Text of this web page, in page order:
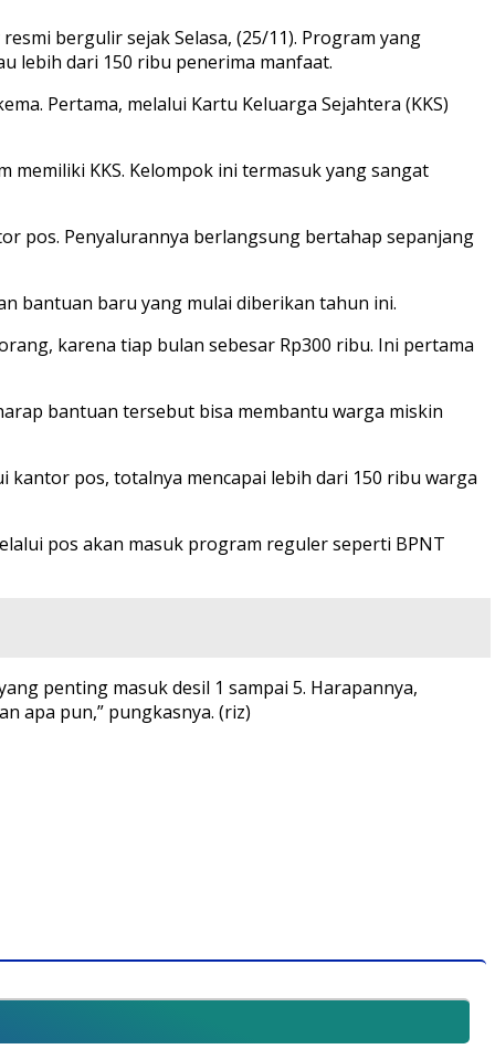
bergulir sejak Selasa, (25/11). Program yang
lebih dari 150 ribu penerima manfaat.
Pertama, melalui Kartu Keluarga Sejahtera (KKS)
KKS. Kelompok ini termasuk yang sangat
pos. Penyalurannya berlangsung bertahap sepanjang
bantuan baru yang mulai diberikan tahun ini.
karena tiap bulan sebesar Rp300 ribu. Ini pertama
bantuan tersebut bisa membantu warga miskin
kantor pos, totalnya mencapai lebih dari 150 ribu warga
pos akan masuk program reguler seperti BPNT
penting masuk desil 1 sampai 5. Harapannya,
apa pun,” pungkasnya. (riz)